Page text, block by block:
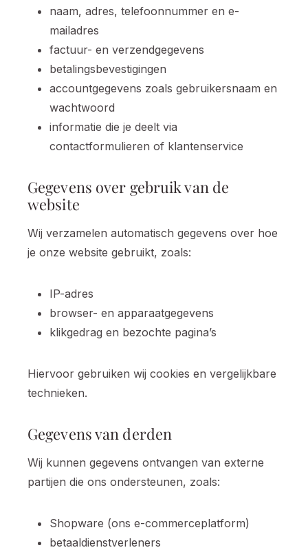
naam, adres, telefoonnummer en e-
mailadres
factuur- en verzendgegevens
betalingsbevestigingen
accountgegevens zoals gebruikersnaam en
wachtwoord
informatie die je deelt via
contactformulieren of klantenservice
Gegevens over gebruik van de
website
Wij verzamelen automatisch gegevens over hoe
je onze website gebruikt, zoals:
IP-adres
browser- en apparaatgegevens
klikgedrag en bezochte pagina’s
Hiervoor gebruiken wij cookies en vergelijkbare
technieken.
Gegevens van derden
Wij kunnen gegevens ontvangen van externe
partijen die ons ondersteunen, zoals:
Shopware (ons e-commerceplatform)
betaaldienstverleners